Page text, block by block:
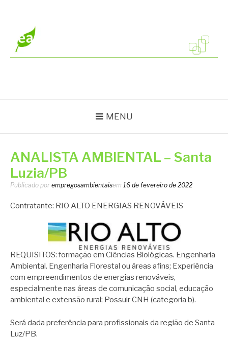
conteúdo
MENU
ANALISTA AMBIENTAL – Santa
Luzia/PB
Publicado por empregosambientaisem 16 de fevereiro de 2022
Contratante: RIO ALTO ENERGIAS RENOVÁVEIS
REQUISITOS: formação em Ciências Biológicas. Engenharia
Ambiental. Engenharia Florestal ou áreas afins; Experiência
com empreendimentos de energias renováveis,
especialmente nas áreas de comunicação social, educação
ambiental e extensão rural; Possuir CNH (categoria b).
Será dada preferência para profissionais da região de Santa
Luz/PB.